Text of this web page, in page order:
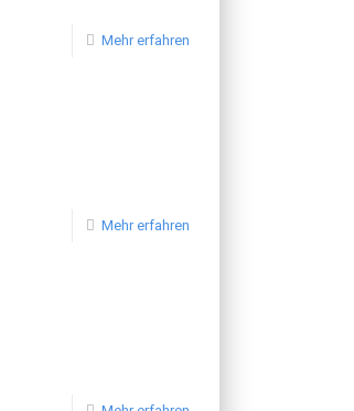
Mehr erfahren
Mehr erfahren